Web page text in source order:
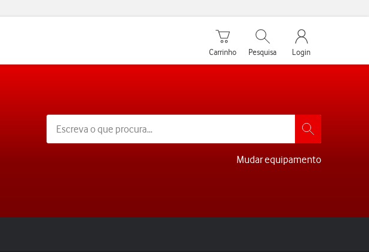
Carrinho de compras
Carrinho
Pesquisar
Pesquisa
My Vodafone
Login
Mudar equipamento